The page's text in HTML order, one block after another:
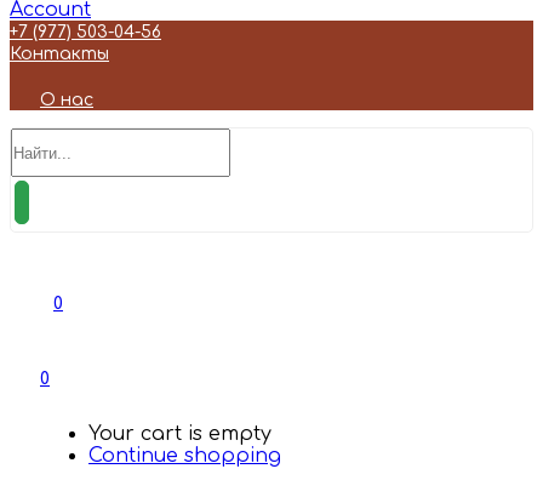
Account
+7 (977) 503-04-56
Контакты
О нас
0
0
Your cart is empty
Continue shopping